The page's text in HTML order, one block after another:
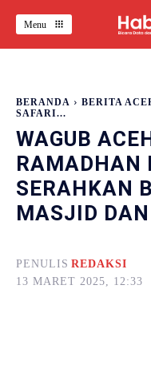
Menu
BERANDA BERITA
SAFARI...
WAGUB
RAMADHAN
SERAHKAN
MASJID
PENULIS REDAKSI
13 MARET 2025, 12:33